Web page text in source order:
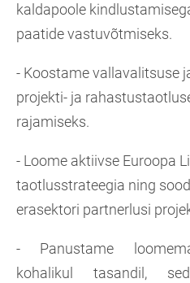
kaldapoole
paatide vastuvõtmiseks.
- Koostame vallavalitsuse
projekti- ja
rajamiseks.
- Loome aktiivse Euroopa
taotlusstrateegia ning
erasektori partnerlusi
- Panustame
kohalikul tasandil,